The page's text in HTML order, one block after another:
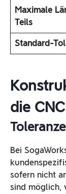
Maximale
Teils
Standard-
die
Bei
sofern nicht
sind möglich,